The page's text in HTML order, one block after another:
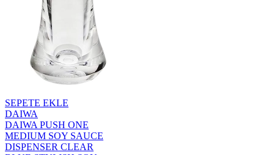
SEPETE EKLE
DAIWA
DAIWA PUSH ONE
MEDIUM SOY SAUCE
DISPENSER CLEAR